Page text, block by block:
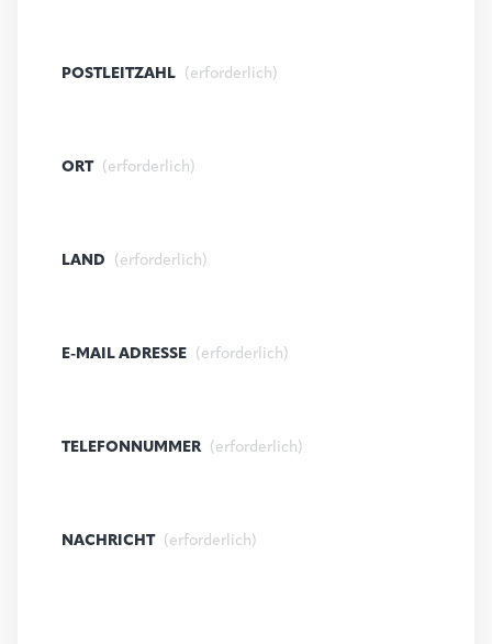
POSTLEITZAHL (erforderlich)
ORT (erforderlich)
LAND (erforderlich)
E-MAIL ADRESSE (erforderlich)
TELEFONNUMMER (erforderlich)
NACHRICHT (erforderlich)